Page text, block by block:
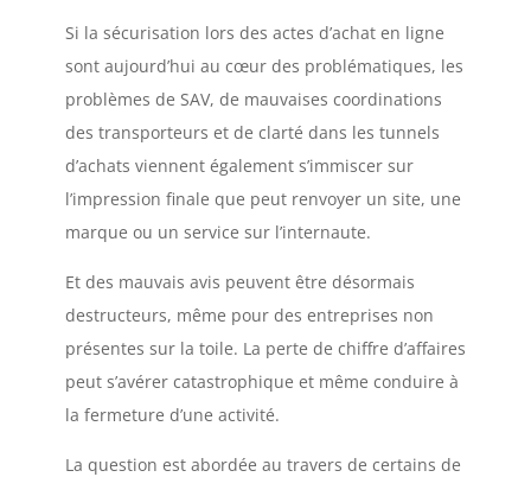
Si la sécurisation lors des actes d’achat en ligne
sont aujourd’hui au cœur des problématiques, les
problèmes de SAV, de mauvaises coordinations
des transporteurs et de clarté dans les tunnels
d’achats viennent également s’immiscer sur
l’impression finale que peut renvoyer un site, une
marque ou un service sur l’internaute.
Et des mauvais avis peuvent être désormais
destructeurs, même pour des entreprises non
présentes sur la toile. La perte de chiffre d’affaires
peut s’avérer catastrophique et même conduire à
la fermeture d’une activité.
La question est abordée au travers de certains de